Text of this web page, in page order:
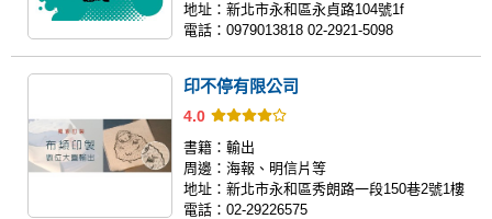
地址： 新北市永和區永貞路104號1f
電話： 0979013818 02-2921-5098
印不停有限公司
4.0
書籍： 輸出
周邊： 海報、明信片等
地址： 新北市永和區秀朗路一段150巷2號1樓
電話： 02-29226575